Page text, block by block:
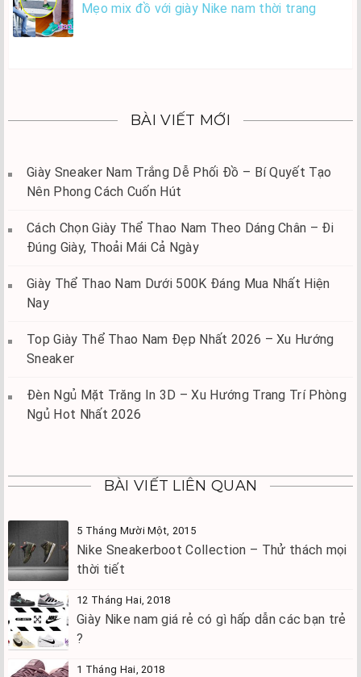
Mẹo mix đồ với giày Nike nam thời trang
BÀI VIẾT MỚI
Giày Sneaker Nam Trắng Dễ Phối Đồ – Bí Quyết Tạo
Nên Phong Cách Cuốn Hút
Cách Chọn Giày Thể Thao Nam Theo Dáng Chân – Đi
Đúng Giày, Thoải Mái Cả Ngày
Giày Thể Thao Nam Dưới 500K Đáng Mua Nhất Hiện
Nay
Top Giày Thể Thao Nam Đẹp Nhất 2026 – Xu Hướng
Sneaker
Đèn Ngủ Mặt Trăng In 3D – Xu Hướng Trang Trí Phòng
Ngủ Hot Nhất 2026
BÀI VIẾT LIÊN QUAN
5 Tháng Mười Một, 2015
Nike Sneakerboot Collection – Thử thách mọi
thời tiết
12 Tháng Hai, 2018
Giày Nike nam giá rẻ có gì hấp dẫn các bạn trẻ
?
1 Tháng Hai, 2018